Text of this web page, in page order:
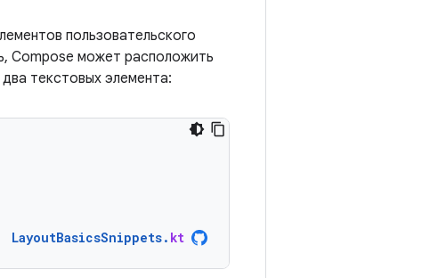
пользовательского
Compose может расположить
текстовых элемента:
LayoutBasicsSnippets. kt